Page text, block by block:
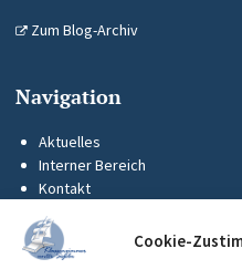
Cookie-
Zum Blog-Archiv
Navigation
Aktuelles
Interner Bereich
Kontakt
KUS-Flyer
Impressum
Datenschutz